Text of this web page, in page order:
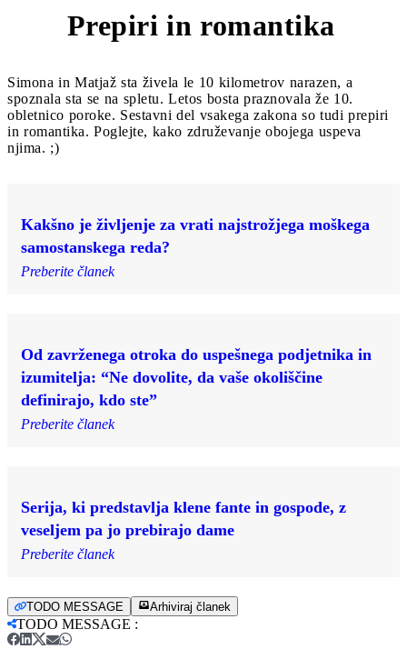
Prepiri in romantika
Simona in Matjaž sta živela le 10 kilometrov narazen, a
spoznala sta se na spletu. Letos bosta praznovala že 10.
obletnico poroke. Sestavni del vsakega zakona so tudi prepiri
in romantika. Poglejte, kako združevanje obojega uspeva
njima. ;)
Kakšno je življenje za vrati najstrožjega moškega
samostanskega reda?
Preberite članek
Od zavrženega otroka do uspešnega podjetnika in
izumitelja: “Ne dovolite, da vaše okoliščine
definirajo, kdo ste”
Preberite članek
Serija, ki predstavlja klene fante in gospode, z
veseljem pa jo prebirajo dame
Preberite članek
TODO MESSAGE Arhiviraj članek
TODO MESSAGE :